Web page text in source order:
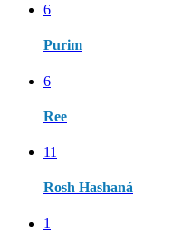
6
Purim
6
Ree
11
Rosh Hashaná
1